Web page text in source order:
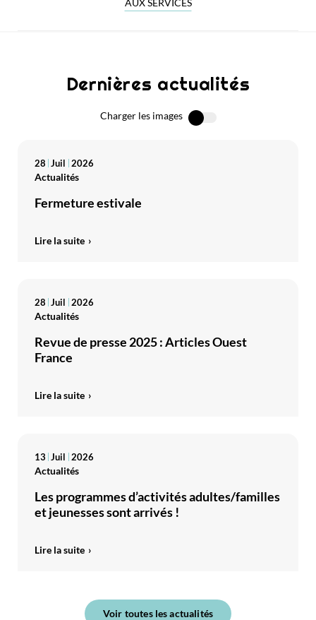
AUX SERVICES
Dernières actualités
Charger les images
28 Juil 2026
Actualités
Fermeture estivale
Lire la suite
28 Juil 2026
Actualités
Revue de presse 2025 : Articles Ouest
France
Lire la suite
13 Juil 2026
Actualités
Les programmes d’activités adultes/familles
et jeunesses sont arrivés !
Lire la suite
Voir toutes les actualités